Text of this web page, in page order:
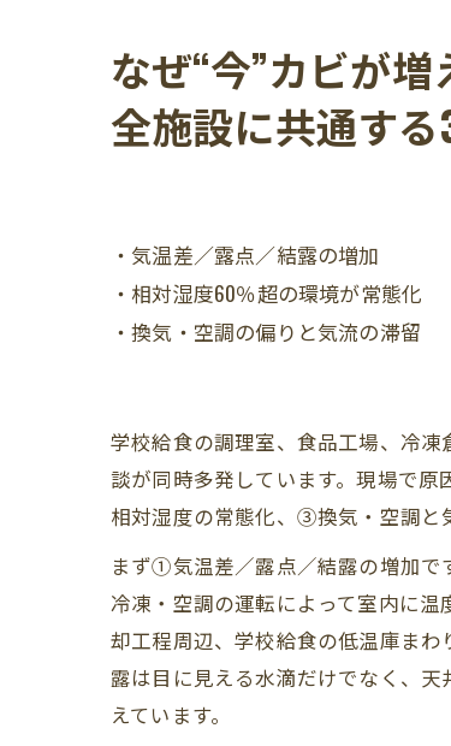
【施設別④ 図書
【施設別⑤ 商業
根本除去の考え
無料現地調査・
まとめ
なぜ“今”カビが増
全施設に共通する
・気温差／露点／結露の増加
・相対湿度60％超の環境が常態化
・換気・空調の偏りと気流の滞留
学校給食の調理室、食品工場、冷
談が同時多発しています。現場で
相対湿度の常態化、③換気・空調と
まず①気温差／露点／結露の増加で
冷凍・空調の運転によって室内に
却工程周辺、学校給食の低温庫ま
露は目に見える水滴だけでなく、
えています。